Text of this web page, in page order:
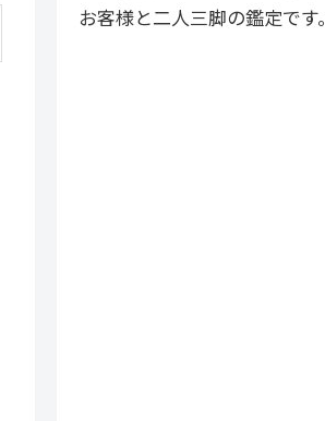
お客様と二人三脚の鑑定です。